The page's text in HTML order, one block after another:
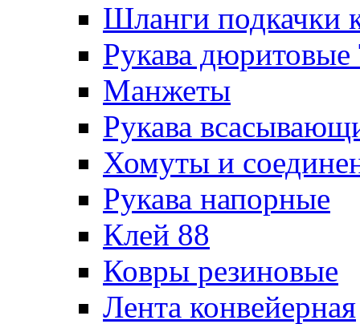
Шланги подкачки
Рукава
Манжеты
Рукава
Хомуты и
Рукава напорные
Клей 88
Ковры резиновые
Лента конвейерная